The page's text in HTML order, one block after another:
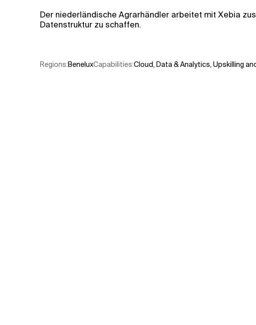
Der niederländische Agrarhändler arbeitet mit Xebia
Datenstruktur zu schaffen.
Regions:BeneluxCapabilities:Cloud,Data & Analytics,Upskilling